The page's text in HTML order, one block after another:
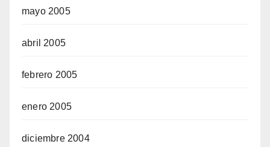
mayo 2005
abril 2005
febrero 2005
enero 2005
diciembre 2004